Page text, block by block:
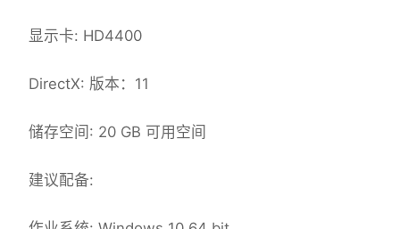
显示卡: HD4400
DirectX: 版本：11
储存空间: 20 GB 可用空间
建议配备: